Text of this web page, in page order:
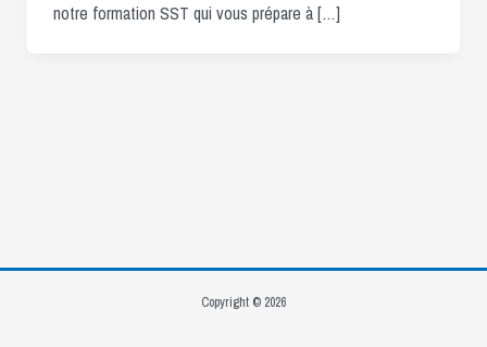
notre formation SST qui vous prépare à […]
Copyright © 2026